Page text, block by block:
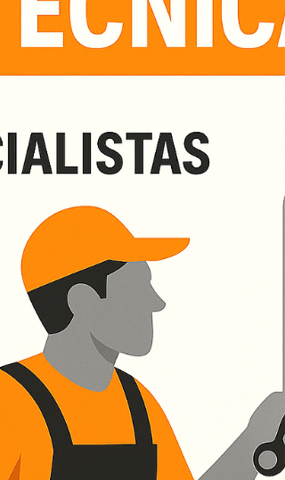
equipamento. 🔧 Serviços oferecidos: Conserto
de aquecedores Kobe Manutenção preventiva